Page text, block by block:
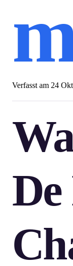
Verfasst am 24